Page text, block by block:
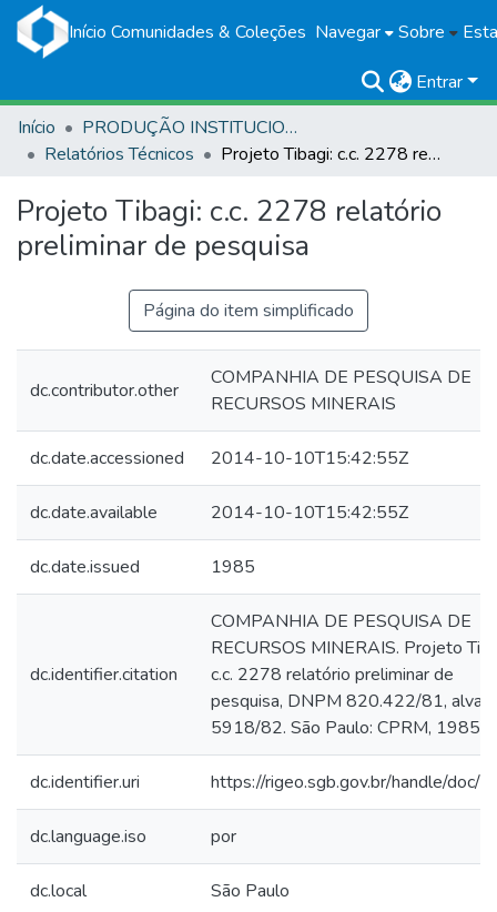
Início Comunidades & Coleções Navegar Sobre
Entrar
Início
PRODUÇÃO INSTITUCIONAL
Relatórios Técnicos
Projeto Tibagi: c.c. 2278 relatório preliminar de pesquisa
Projeto Tibagi: c.c. 2278 relatório
preliminar de pesquisa
Página do item simplificado
dc.contributor.other
COMPANHIA DE PESQUISA DE
RECURSOS MINERAIS
dc.date.accessioned 2014-10-10T15:42:55Z
dc.date.available 2014-10-10T15:42:55Z
dc.date.issued 1985
dc.identifier.citation
COMPANHIA DE PESQUISA DE
RECURSOS MINERAIS. Projeto
c.c. 2278 relatório preliminar de
pesquisa, DNPM 820.422/81, alvará
5918/82. São Paulo: CPRM, 1985.
dc.identifier.uri https://rigeo.sgb.gov.br/handle/doc/
dc.language.iso por
dc.local São Paulo